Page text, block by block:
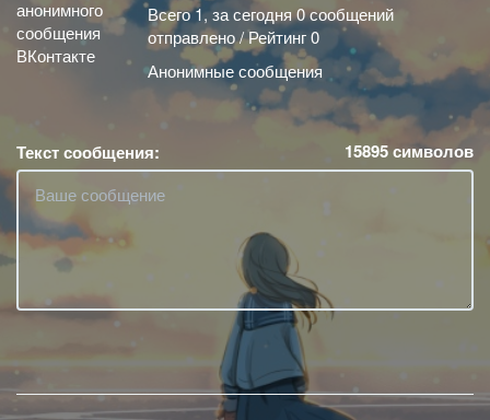
Всего 1, за сегодня 0 сообщений
отправлено / Рейтинг 0
Анонимные сообщения
Текст сообщения: 15895символов